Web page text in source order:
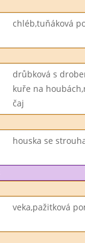
chléb,tuňáková
drůbková s
kuře na
čaj
houska se
veka,pažitková